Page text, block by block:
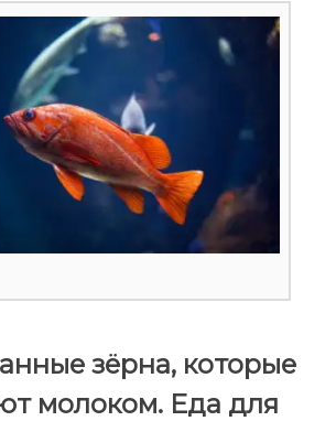
зёрна, которые
молоком. Еда для